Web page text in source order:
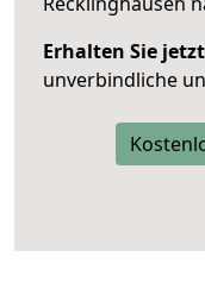
Erhalten Sie jetzt
unverbindliche